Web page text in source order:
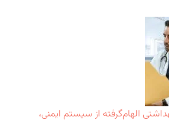
الهام‌گرفته از سیستم ایمنی،